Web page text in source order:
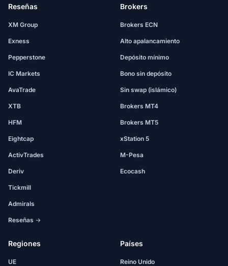
Reseñas
XM Group
Exness
Pepperstone
IC Markets
AvaTrade
XTB
HFM
Eightcap
ActivTrades
Deriv
Tickmill
Admirals
Reseñas →
Brokers
Brokers ECN
Alto apalancamiento
Depósito mínimo
Bono sin depósito
Sin swap (islámico)
Brokers MT4
Brokers MT5
xStation 5
M-Pesa
Ecocash
Regiones
UE
Países
Reino Unido